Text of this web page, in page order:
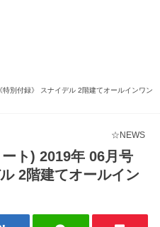
別付録》 スナイデル 2階建てオールインワン
☆NEWS
ト) 2019年 06月号
2階建てオールイン